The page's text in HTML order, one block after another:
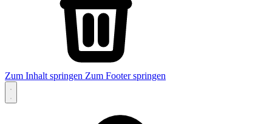
Zum Inhalt springen Zum Footer springen